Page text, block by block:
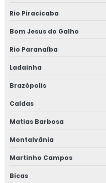
em salmonella
Treinamento em
Treinamento em migração
FSSC 22000
Treinamento em norma
Treinamento em norma
Treinamento em plano
Treinamento em política
Rio Piracicaba
Bom Jesus do Galho
Rio Paranaíba
Ladainha
Brazópolis
Caldas
Matias Barbosa
Montalvânia
Martinho Campos
Bicas